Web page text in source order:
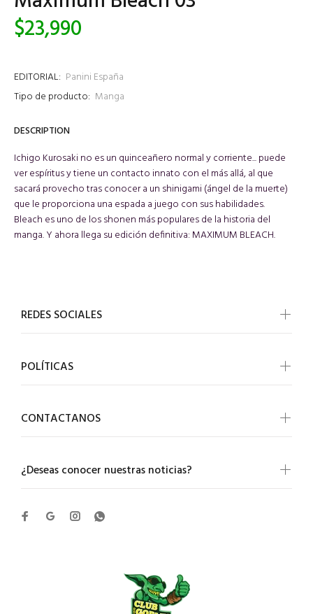
$23,990
EDITORIAL: Panini España
Tipo de producto: Manga
DESCRIPTION
Ichigo Kurosaki no es un quinceañero normal y corriente... puede
ver espíritus y tiene un contacto innato con el más allá, al que
sacará provecho tras conocer a un shinigami (ángel de la muerte)
que le proporciona una espada a juego con sus habilidades.
Bleach es uno de los shonen más populares de la historia del
manga. Y ahora llega su edición definitiva: MAXIMUM BLEACH.
¿Deseas conocer nuestras noticias?
REDES SOCIALES
POLÍTICAS
CONTACTANOS